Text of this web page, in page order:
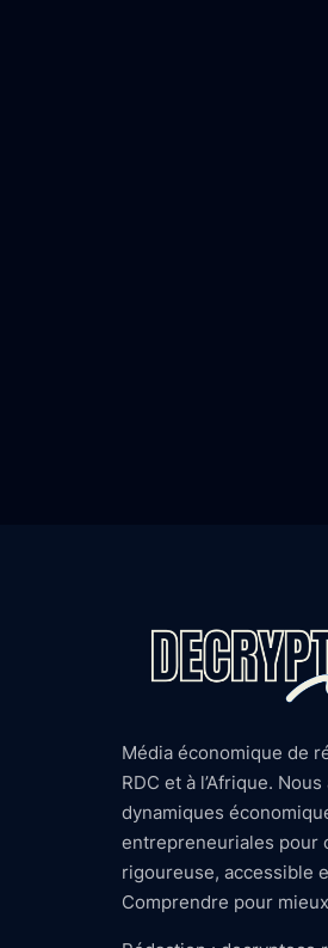
Média économique de
RDC et à l’Afrique.
dynamiques
entrepreneuriales pour
rigoureuse, accessible
Comprendre pour